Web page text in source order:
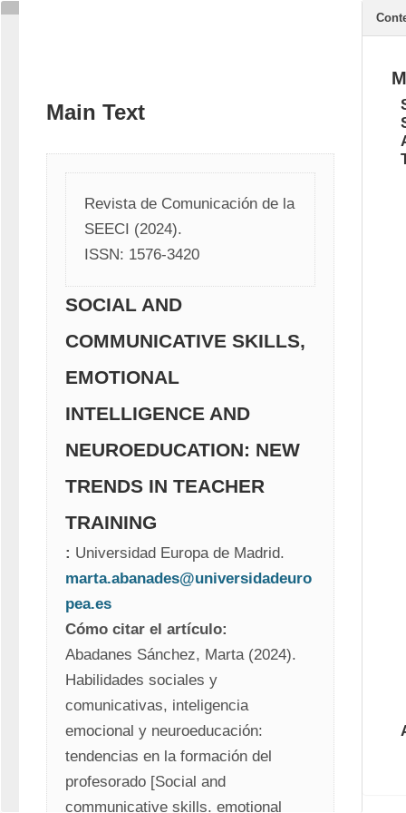
Main Text
Revista de Comunicación de la
SEECI (2024).
ISSN: 1576-3420
SOCIAL AND
COMMUNICATIVE SKILLS,
EMOTIONAL
INTELLIGENCE AND
NEUROEDUCATION: NEW
TRENDS IN TEACHER
TRAINING
: Universidad Europa de Madrid.
marta.abanades@universidadeuro
pea.es
Cómo citar el artículo:
Abadanes Sánchez, Marta (2024).
Habilidades sociales y
comunicativas, inteligencia
emocional y neuroeducación:
tendencias en la formación del
profesorado [Social and
communicative skills, emotional